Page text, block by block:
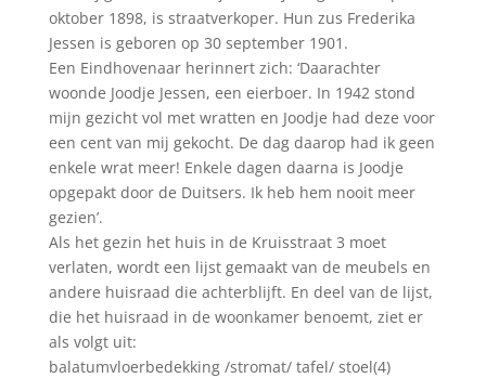
oktober 1898, is straatverkoper. Hun zus Frederika
Jessen is geboren op 30 september 1901.
Een Eindhovenaar herinnert zich: ‘Daarachter
woonde Joodje Jessen, een eierboer. In 1942 stond
mijn gezicht vol met wratten en Joodje had deze voor
een cent van mij gekocht. De dag daarop had ik geen
enkele wrat meer! Enkele dagen daarna is Joodje
opgepakt door de Duitsers. Ik heb hem nooit meer
gezien’.
Als het gezin het huis in de Kruisstraat 3 moet
verlaten, wordt een lijst gemaakt van de meubels en
andere huisraad die achterblijft. En deel van de lijst,
die het huisraad in de woonkamer benoemt, ziet er
als volgt uit:
balatumvloerbedekking /stromat/ tafel/ stoel(4)